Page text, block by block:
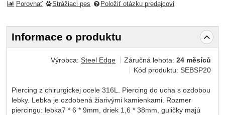
Porovnať Strážiaci pes Položiť otázku predajcovi
Informace o produktu
Výrobca:Steel Edge Záručná lehota:24 měsíců
Kód produktu:SEBSP20
Piercing z chirurgickej ocele 316L. Piercing do ucha s ozdobou
lebky. Lebka je ozdobená žiarivými kamienkami. Rozmer
piercingu: lebka7 * 6 * 9mm, driek 1,6 * 38mm, guličky majú